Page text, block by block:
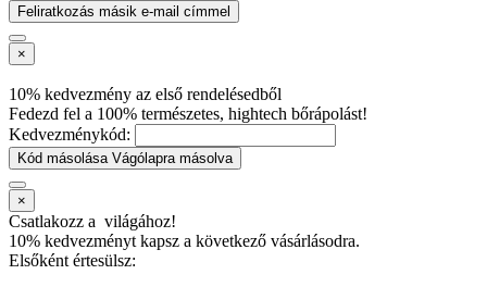
Feliratkozás másik e-mail címmel
×
10% kedvezmény az első rendelésedből
Fedezd fel a 100% természetes, hightech bőrápolást!
Kedvezménykód:
Kód másolása Vágólapra másolva
×
Csatlakozz a világához!
10% kedvezményt kapsz a következő vásárlásodra.
Elsőként értesülsz: